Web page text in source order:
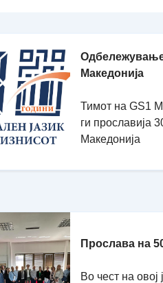
Македонија
Тимот на GS1
ги прославија
Македонија
Прослава на
Во чест на овој